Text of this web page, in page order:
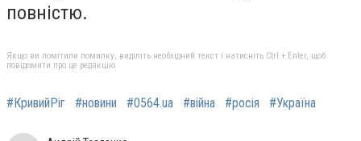
повністю.
Якщо ви помітили помилку, виділіть необхідний текст і натисніть Ctrl + Enter, щоб
повідомити про це редакцію
#КривийРіг #новини #0564.ua #війна #росія #Україна